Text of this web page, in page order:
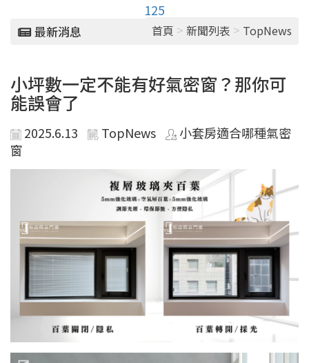
125
最新消息 首頁 > 新聞列表 > TopNews
小坪數一定不能有好氣密窗？那你可
能誤會了
2025.6.13 TopNews
小套房適合哪種氣密
窗